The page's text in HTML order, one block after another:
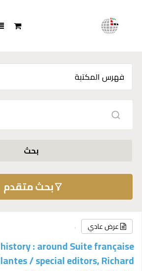
بحث
بحث متقدم
عرض عادي
: around Suite française
/special editors, Richard